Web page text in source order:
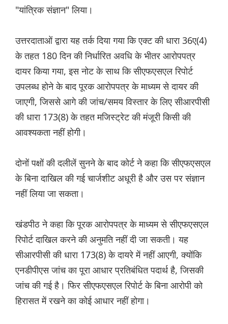
"यांत्रिक संज्ञान" लिया।
उत्तरदाताओं द्वारा यह तर्क दिया गया कि एक्ट की धारा 36ए(4)
के तहत 180 दिन की निर्धारित अवधि के भीतर आरोपपत्र
दायर किया गया, इस नोट के साथ कि सीएफएसएल रिपोर्ट
उपलब्ध होने के बाद पूरक आरोपपत्र के माध्यम से दायर की
जाएगी, जिससे आगे की जांच/समय विस्तार के लिए सीआरपीसी
की धारा 173(8) के तहत मजिस्ट्रेट की मंजूरी किसी की
आवश्यकता नहीं होगी।
दोनों पक्षों की दलीलें सुनने के बाद कोर्ट ने कहा कि सीएफएसएल
के बिना दाखिल की गई चार्जशीट अधूरी है और उस पर संज्ञान
नहीं लिया जा सकता।
खंडपीठ ने कहा कि पूरक आरोपपत्र के माध्यम से सीएफएसएल
रिपोर्ट दाखिल करने की अनुमति नहीं दी जा सकती। यह
सीआरपीसी की धारा 173(8) के दायरे में नहीं आएगी, क्योंकि
एनडीपीएस जांच का पूरा आधार प्रतिबंधित पदार्थ है, जिसकी
जांच की गई है। फिर सीएफएसएल रिपोर्ट के बिना आरोपी को
हिरासत में रखने का कोई आधार नहीं होगा।